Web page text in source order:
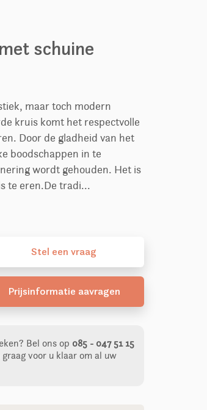
schuine
maar toch modern
kruis komt het respectvolle
Door de gladheid van het
boodschappen in te
wordt gehouden. Het is
te eren.De tradi...
Stel een vraag
Prijsinformatie aavragen
Bel ons op 085 - 047 51 15
voor u klaar om al uw